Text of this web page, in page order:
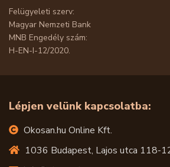
Felügyeleti szerv:
Magyar Nemzeti Bank
MNB Engedély szám:
H-EN-I-12/2020.
Lépjen velünk kapcsolatba:
Okosan.hu Online Kft.
1036 Budapest, Lajos utca 118-